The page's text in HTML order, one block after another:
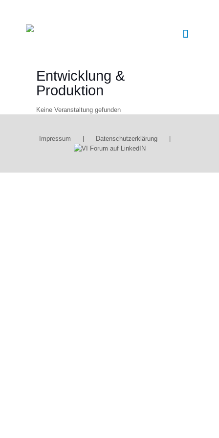
Entwicklung &
Produktion
Keine Veranstaltung gefunden
Impressum Datenschutzerklärung